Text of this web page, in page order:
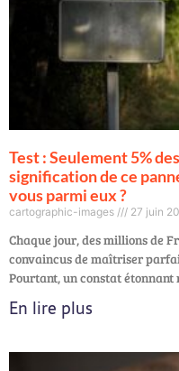
Test : Seulement 5%
signification de ce
vous parmi eux ?
cartographic-images 27 juin
Chaque jour, des millions de
convaincus de maîtriser
Pourtant, un constat étonnant
En lire plus